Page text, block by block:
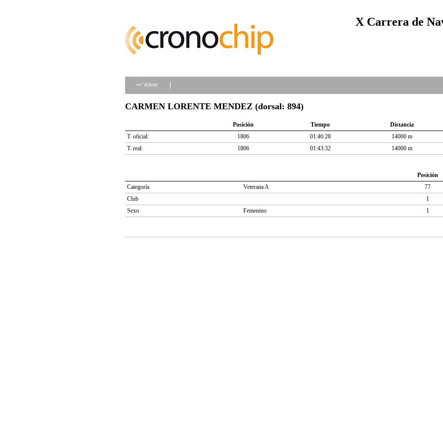
X Carrera de
<< Volver
CARMEN LORENTE MENDEZ (dorsal: 894)
Posición Tiempo Distancia
T. oficial:
1806 01:46:28 14000 m
T. real:
1806 01:43:32 14000 m
Posición
Categoría
Veterana A 77
Club
1
Sexo
Femenino 1